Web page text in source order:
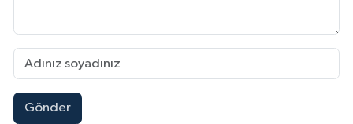
Gönder